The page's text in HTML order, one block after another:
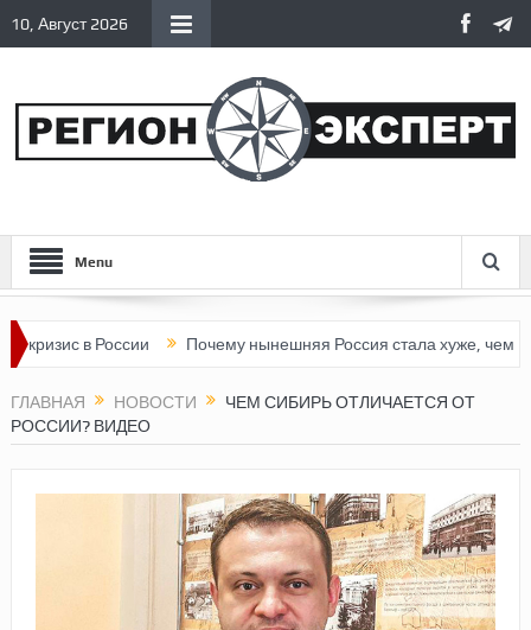
10, Август 2026
Menu
в России Почему нынешняя Россия стала хуже, чем СССР?
ГЛАВНАЯ НОВОСТИ
ЧЕМ СИБИРЬ ОТЛИЧАЕТСЯ ОТ
РОССИИ? ВИДЕО